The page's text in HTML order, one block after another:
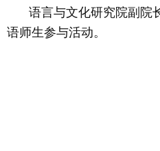
语言与文化研究院副院
语师生参与活动。